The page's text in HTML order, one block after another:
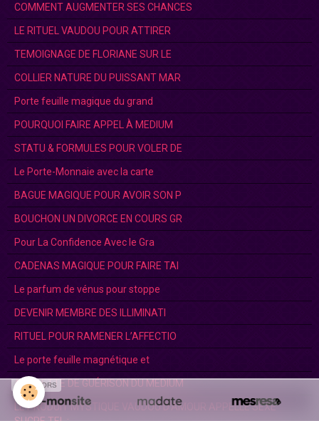
COMMENT AUGMENTER SES CHANCES
LE RITUEL VAUDOU POUR ATTIRER
TEMOIGNAGE DE FLORIANE SUR LE
COLLIER NATURE DU PUISSANT MAR
Porte feuille magique du grand
POURQUOI FAIRE APPEL À MEDIUM
STATU & FORMULES POUR VOLER DE
Le Porte-Monnaie avec la carte
BAGUE MAGIQUE POUR AVOIR SON P
BOUCHON UN DIVORCE EN COURS GR
Pour La Confidence Avec le Gra
CADENAS MAGIQUE POUR FAIRE TAI
Le parfum de vénus pour stoppe
DEVENIR MEMBRE DES ILLIMINATI
RITUEL POUR RAMENER L’AFFECTIO
Le porte feuille magnétique et
AMULETTE DE GUÉRISON DU MEDIUM
LE PRODUIT MYSTIQUE VAUDOU D’AMOUR APPELLE SEXE
SPONSORS